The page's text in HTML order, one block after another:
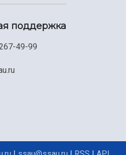
поддержка
49-99